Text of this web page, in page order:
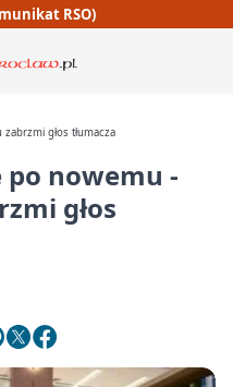
RSO)
głos tłumacza
nowemu -
głos